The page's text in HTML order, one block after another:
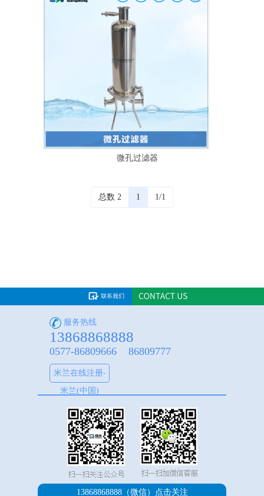
微孔过滤器
总数 2 1 1/1
服务热线
13868868888
0577-86809666 86809777
米兰在线注册-
米兰(中国)
13868868888（微信） 点击关注